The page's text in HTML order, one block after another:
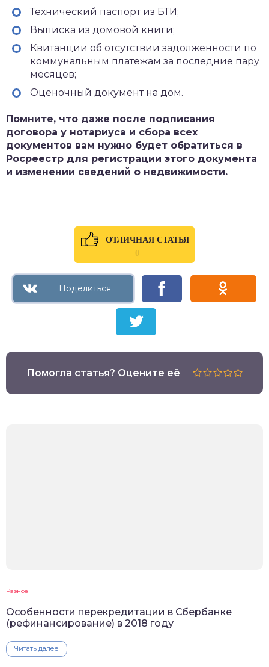
Технический паспорт из БТИ;
Выписка из домовой книги;
Квитанции об отсутствии задолженности по
коммунальным платежам за последние пару
месяцев;
Оценочный документ на дом.
Помните, что даже после подписания
договора у нотариуса и сбора всех
документов вам нужно будет обратиться в
Росреестр для регистрации этого документа
и изменении сведений о недвижимости.
ОТЛИЧНАЯ СТАТЬЯ
0
Помогла статья? Оцените её
Разное
Особенности перекредитации в Сбербанке
(рефинансирование) в 2018 году
Читать далее